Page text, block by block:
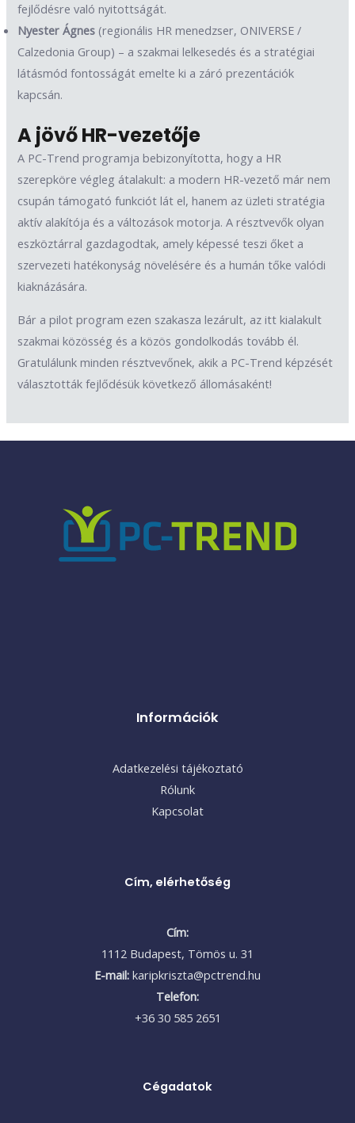
fejlődésre való nyitottságát.
Nyester Ágnes (regionális HR menedzser, ONIVERSE /
Calzedonia Group) – a szakmai lelkesedés és a stratégiai
látásmód fontosságát emelte ki a záró prezentációk
kapcsán.
A jövő HR-vezetője
A PC-Trend programja bebizonyította, hogy a HR
szerepköre végleg átalakult: a modern HR-vezető már nem
csupán támogató funkciót lát el, hanem az üzleti stratégia
aktív alakítója és a változások motorja. A résztvevők olyan
eszköztárral gazdagodtak, amely képessé teszi őket a
szervezeti hatékonyság növelésére és a humán tőke valódi
kiaknázására.
Bár a pilot program ezen szakasza lezárult, az itt kialakult
szakmai közösség és a közös gondolkodás tovább él.
Gratulálunk minden résztvevőnek, akik a PC-Trend képzését
választották fejlődésük következő állomásaként!
Információk
Adatkezelési tájékoztató
Rólunk
Kapcsolat
Cím, elérhetőség
Cím:
1112 Budapest, Tömös u. 31
E-mail: karipkriszta@pctrend.hu
Telefon:
+36 30 585 2651
Cégadatok